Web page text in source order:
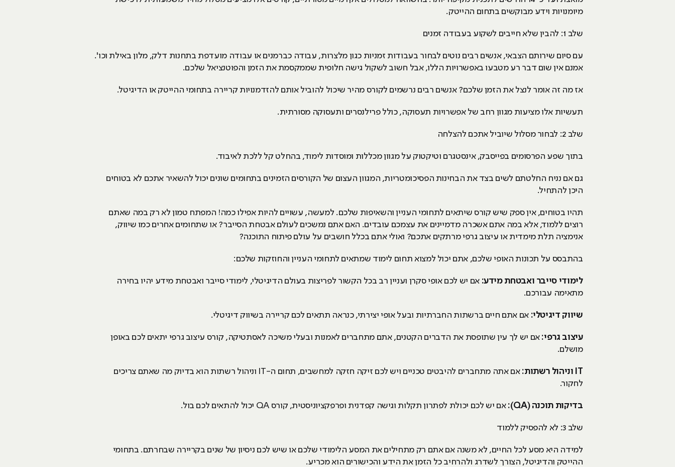
מיומנויות וידע מבוקשים בתחום ההייטק.
שלב 1: להבין שלא חייבים לשקוע בעבודה זמנים
עם סיום שירותם הצבאי, אנשים רבים נוטים לבחור בעבודות זמניות כגון מלצרות, עבודה כברמנים או עבודה מועדפת בתחנות דלק, מלון באילת וכו'.
אמנם אין שום דבר רע מטבעו באפשרויות הללו, אבל חשוב לשקול גישה חלופית שממקסמת את הזמן והפוטנציאל שלכם.
אז מה זה אומר לנצל את הזמן שלכם? אנשים רבים נרשמים לקורס מהיר שיכול להוביל אותם להזדמנויות קריירה בתחומי ההייטק או הדיגיטל.
תעשיות אלו מציעות מגוון רחב של אפשרויות תעסוקה, כולל פרילנסרים ותעסוקה מסורתית.
שלב 2: לבחור מסלול שיוביל אתכם להצלחה
בתוך שפע הפרסומים בפייסבק, אינסטגרם וטיקטוק על מגוון מכללות ומוסדות לימוד, בהחלט קל ללכת לאיבוד.
גם אם נניח החלטתם לשים בצד את הבחינות הפסיכומטריות, המגוון העצום של הקורסים הזמינים בתחומים שונים יכול להשאיר אתכם לא בטוחים
היכן להתחיל.
תהיו בטוחים, אין ספק שיש קורס שיתאים לתחומי העניין והשאיפות שלכם. למעשה, עשויים להיות אפילו כמה! המפתח טמון לא רק במה שאתם
רוצים ללמוד, אלא במה אתם אשכרה מדמיינים את עצמכם עובדים. האם אתם נמשכים לעולם אבטחת הסייבר? או שתחומים אחרים כמו שיווק,
אנימציה תלת מימדית או עיצוב גרפי מרתקים אתכם? ואולי אתם בכלל חושבים על עולם פיתוח התוכנה?
בהתבסס על תכונות האופי שלכם, אתם יכול למצוא תחום לימוד שמתאים לתחומי העניין והחוזקות שלכם:
לימודי סייבר ואבטחת מידע: אם יש לכם אופי סקרן ועניין רב בכל הקשור לפריצות בעולם הדיגיטלי, לימודי סייבר ואבטחת מידע יהיו בחירה
מתאימה עבורכם.
שיווק דיגיטלי: אם אתם חיים ברשתות החברתיות ובעל אופי יצירתי, כנראה תתאים לכם קריירה בשיווק דיגיטלי.
עיצוב גרפי: אם יש לך עין שתופסת את הדברים הקטנים, אתם מתחברים לאמנות ובעלי משיכה לאסתטיקה, קורס עיצוב גרפי יתאים לכם באופן
מושלם.
IT וניהול רשתות:
אם אתה מתחברים להיבטים טכניים ויש לכם זיקה חזקה למחשבים, תחום ה-IT וניהול רשתות הוא בדיוק מה שאתם צריכים
לחקור.
בדיקות תוכנה (QA
): אם יש לכם יכולת לפתרון תקלות וגישה קפדנית ופרפקציוניסטית, קורס QA יכול להתאים לכם בול.
שלב 3: לא להפסיק ללמוד
למידה היא מסע לכל החיים, לא משנה אם אתם רק מתחילים את המסע הלימודי שלכם או שיש לכם ניסיון של שנים בקריירה שבחרתם. בתחומי
ההייטק והדיגיטל, הצורך לשדרג ולהרחיב כל הזמן את הידע והכישורים הוא מכריע.